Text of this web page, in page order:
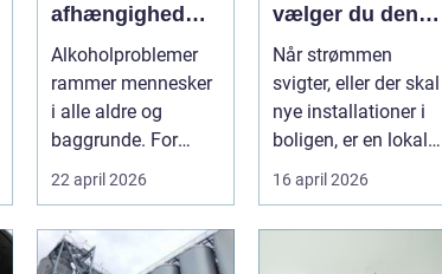
afhængighed
med
professionel
støtte
Alkoholproblemer
rammer mennesker
i alle aldre og
baggrunde. For
mange starter det
med hyggedrik på ...
22 april 2026
vælger du den
rette fagmand til
dine el-opgaver
Når strømmen
svigter, eller der skal
nye installationer i
boligen, er en lokal
og pålidelig
elektrik...
16 april 2026